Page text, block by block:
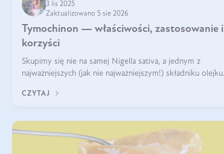
3 lis 2025
Zaktualizowano 5 sie 2026
Tymochinon — właściwości, zastosowanie i
korzyści
Skupimy się nie na samej Nigella sativa, a jednym z
najważniejszych (jak nie najważniejszym!) składniku olejku
CZYTAJ